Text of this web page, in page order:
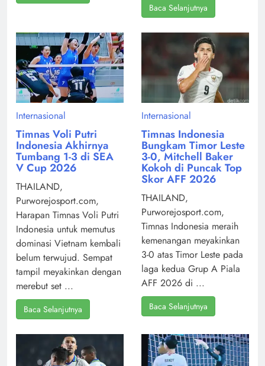
Baca Selanjutnya
Internasional
Timnas Voli Putri
Indonesia Akhirnya
Tumbang 1-3 di SEA
V Cup 2026
THAILAND,
Purworejosport.com,
Harapan Timnas Voli Putri
Indonesia untuk memutus
dominasi Vietnam kembali
belum terwujud. Sempat
tampil meyakinkan dengan
merebut set ...
Baca Selanjutnya
Internasional
Timnas Indonesia
Bungkam Timor Leste
3-0, Mitchell Baker
Kokoh di Puncak Top
Skor AFF 2026
THAILAND,
Purworejosport.com,
Timnas Indonesia meraih
kemenangan meyakinkan
3-0 atas Timor Leste pada
laga kedua Grup A Piala
AFF 2026 di ...
Baca Selanjutnya